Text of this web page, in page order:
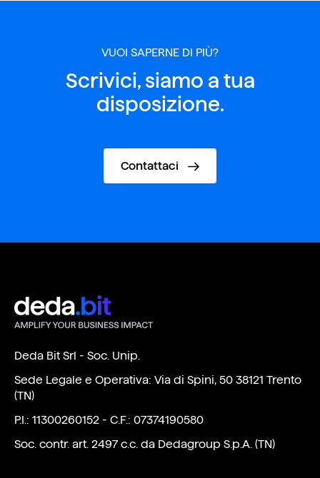
VUOI SAPERNE DI PIÙ?
Scrivici, siamo a tua
disposizione.
Contattaci
Deda Bit Srl - Soc. Unip.
Sede Legale e Operativa: Via di Spini, 50 38121 Trento
(TN)
P.I.: 11300260152 - C.F.: 07374190580
Soc. contr. art. 2497 c.c. da Dedagroup S.p.A. (TN)